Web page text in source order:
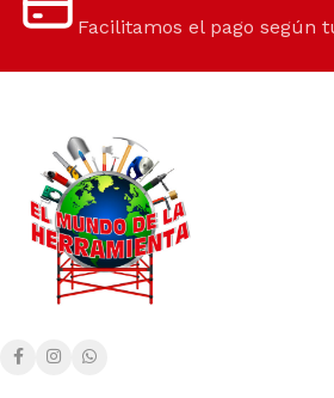
Facilitamos el pago según